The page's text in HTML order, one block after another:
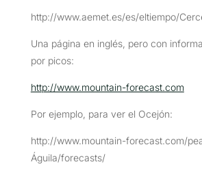
http://www.aemet.es/es/eltiempo/
Una página en inglés, pero con
por picos:
http://www.mountain-forecast.com
Por ejemplo, para ver el Ocejón:
http://www.mountain-forecast.com/
Águila/forecasts/